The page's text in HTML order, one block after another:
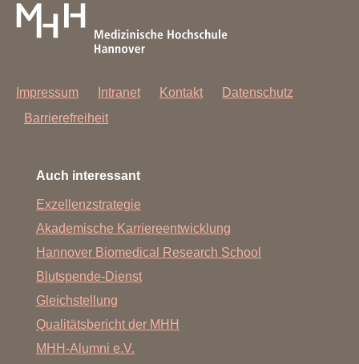
Impressum Intranet Kontakt
Datenschutz
Barrierefreiheit
Auch interessant
Exzellenzstrategie
Akademische Karriereentwicklung
Hannover Biomedical Research School
Blutspende-Dienst
Gleichstellung
Qualitätsbericht der MHH
MHH-Alumni e.V.